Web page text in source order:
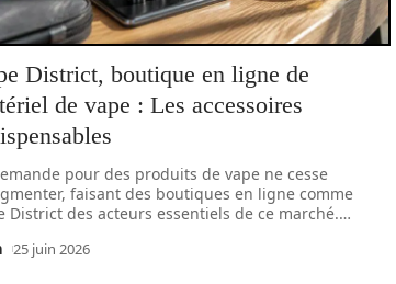
District, boutique en ligne de
de vape : Les accessoires
pour des produits de vape ne cesse
faisant des boutiques en ligne comme
District des acteurs essentiels de ce marché.…
25 juin 2026